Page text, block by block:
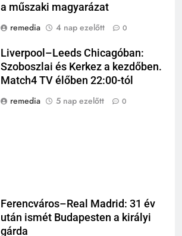
a műszaki magyarázat
remedia
4 nap ezelőtt 0
Liverpool–Leeds Chicagóban:
Szoboszlai és Kerkez a kezdőben.
Match4 TV élőben 22:00-tól
remedia
5 nap ezelőtt 0
Ferencváros–Real Madrid: 31 év
után ismét Budapesten a királyi
gárda